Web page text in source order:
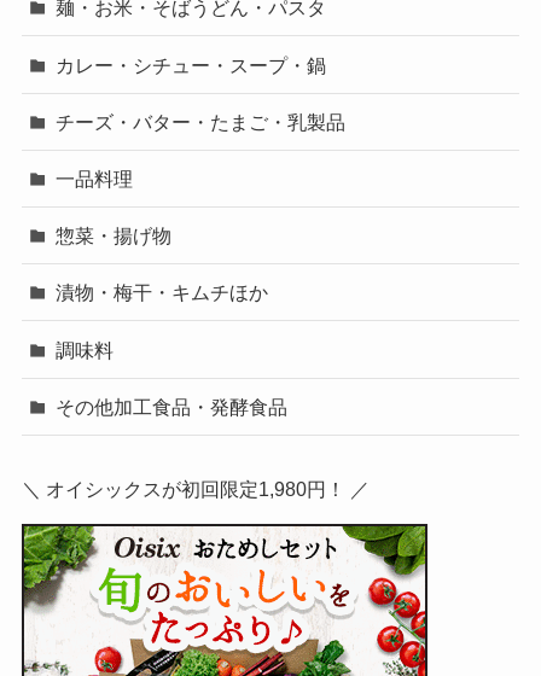
麺・お米・そばうどん・パスタ
カレー・シチュー・スープ・鍋
チーズ・バター・たまご・乳製品
一品料理
惣菜・揚げ物
漬物・梅干・キムチほか
調味料
その他加工食品・発酵食品
＼ オイシックスが初回限定1,980円！ ／